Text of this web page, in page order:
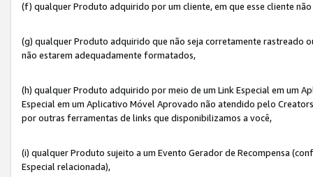
(f) qualquer Produto adquirido por um cliente, em que esse cliente
(g) qualquer Produto adquirido que não seja corretamente rastreado
não estarem adequadamente formatados,
(h) qualquer Produto adquirido por meio de um Link Especial em um
Especial em um Aplicativo Móvel Aprovado não atendido pelo
por outras ferramentas de links que disponibilizamos a você,
(i) qualquer Produto sujeito a um Evento Gerador de Recompensa
Especial relacionada),